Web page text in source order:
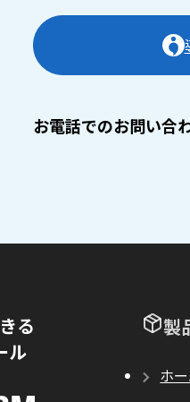
お電話でのお問い合
る
ル
製
ホ